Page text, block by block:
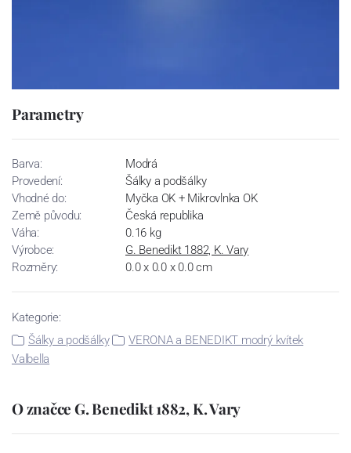
Parametry
Barva:
Modrá
Provedení:
Šálky a podšálky
Vhodné do:
Myčka OK + Mikrovlnka OK
Země původu:
Česká republika
Váha:
0.16 kg
Výrobce:
G. Benedikt 1882, K. Vary
Rozměry:
0.0 x 0.0 x 0.0 cm
Kategorie:
Šálky a podšálky
VERONA a BENEDIKT modrý kvítek
Valbella
O značce G. Benedikt 1882, K. Vary